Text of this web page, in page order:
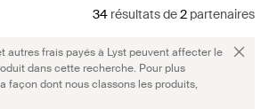
34 résultatsde2 partenaires
autres frais payés à Lyst peuvent affecter le
dans cette recherche. Pour plus
façon dont nous classons les produits,